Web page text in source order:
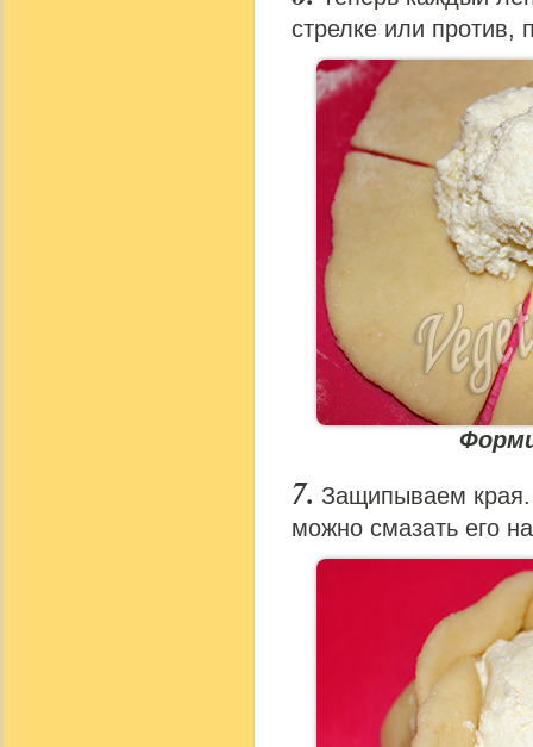
стрелке или против,
Защипываем края.
можно смазать его